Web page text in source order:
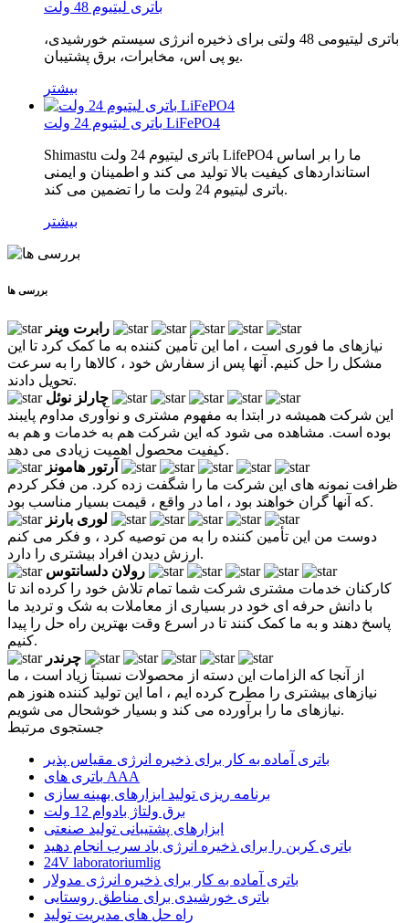
باتری لیتیوم 48 ولت
باتری لیتیومی 48 ولتی برای ذخیره انرژی سیستم خورشیدی،
یو پی اس، مخابرات، برق پشتیبان.
بیشتر
باتری لیتیوم 24 ولت LiFePO4
Shimastu باتری لیتیوم 24 ولت LifePO4 ما را بر اساس
استانداردهای کیفیت بالا تولید می کند و اطمینان و ایمنی
باتری لیتیوم 24 ولت ما را تضمین می کند.
بیشتر
بررسی ها
رابرت وینر
نیازهای ما فوری است ، اما این تأمین کننده به ما کمک کرد تا این
مشکل را حل کنیم. آنها پس از سفارش خود ، کالاها را به سرعت
تحویل دادند.
چارلز نوئل
این شرکت همیشه در ابتدا به مفهوم مشتری و نوآوری مداوم پایبند
بوده است. مشاهده می شود که این شرکت هم به خدمات و هم به
کیفیت محصول اهمیت زیادی می دهد.
آرتور هامونز
ظرافت نمونه های این شرکت ما را شگفت زده کرد. من فکر کردم
که آنها گران خواهند بود ، اما در واقع ، قیمت بسیار مناسب بود.
لوری بارنز
دوست من این تأمین کننده را به من توصیه کرد ، و فکر می کنم
ارزش دیدن افراد بیشتری را دارد.
رولان دلسانتوس
کارکنان خدمات مشتری شرکت شما تمام تلاش خود را کرده اند تا
با دانش حرفه ای خود در بسیاری از معاملات به شک و تردید ما
پاسخ دهند و به ما کمک کنند تا در اسرع وقت بهترین راه حل را پیدا
کنیم.
چرندر
از آنجا که الزامات این دسته از محصولات نسبتاً زیاد است ، ما
نیازهای بیشتری را مطرح کرده ایم ، اما این تولید کننده هنوز هم
نیازهای ما را برآورده می کند و بسیار خوشحال می شویم.
جستجوی مرتبط
باتری آماده به کار برای ذخیره انرژی مقیاس پذیر
باتری های AAA
برنامه ریزی تولید ابزارهای بهینه سازی
برق ولتاژ بادوام 12 ولت
ابزارهای پشتیبانی تولید صنعتی
باتری کربن را برای ذخیره انرژی باد سرب انجام دهید
24V laboratoriumlig
باتری آماده به کار برای ذخیره انرژی مدولار
باتری خورشیدی برای مناطق روستایی
راه حل های مدیریت تولید